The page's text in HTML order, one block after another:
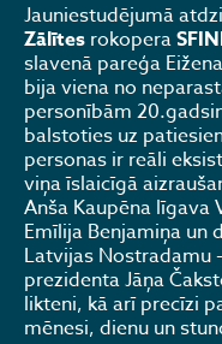
Jauniestudējumā
Zālītes rokopera
slavenā pareģa
bija viena no
personībām
balstoties uz
personas ir reāli
viņa īslaicīgā
Anša Kaupēna līgava
Emīlija Benjamiņa un
Latvijas Nostradamu
prezidenta Jāņa
likteni, kā arī precīzi
mēnesi, dienu un